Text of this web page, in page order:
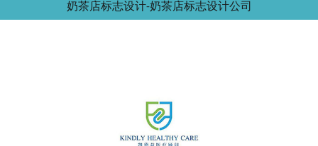
奶茶店标志设计-奶茶店标志设计公司